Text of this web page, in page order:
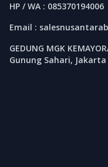
HP / WA : 085370194006
Email :
GEDUNG MGK
Gunung Sahari, Jakarta